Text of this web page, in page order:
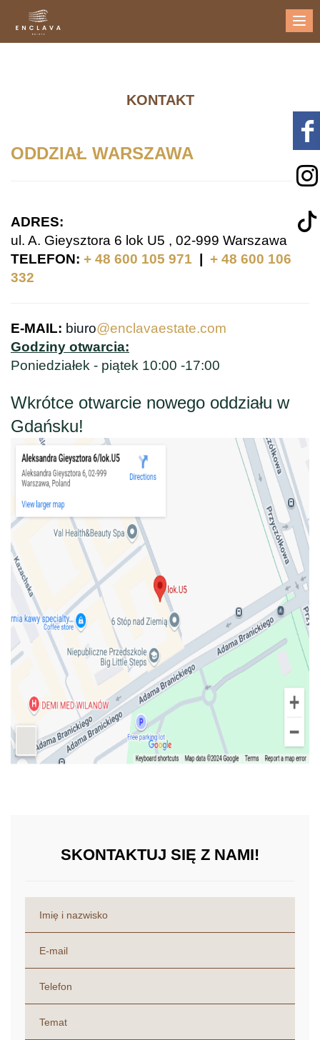
KONTAKT
ODDZIAŁ WARSZAWA
ADRES:
ul. A. Gieysztora 6 lok U5 , 02-999 Warszawa
TELEFON: + 48 600 105 971
+ 48 600 106
332
E-MAIL: biuro@enclavaestate.com
Godziny otwarcia:
Poniedziałek - piątek 10:00 -17:00
Wkrótce otwarcie nowego oddziału w
Gdańsku!
SKONTAKTUJ SIĘ Z NAMI!